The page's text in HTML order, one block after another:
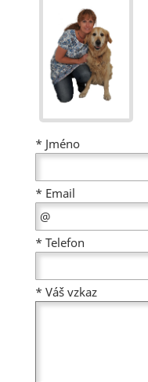
* Jméno
* Email
* Telefon
* Váš vzkaz